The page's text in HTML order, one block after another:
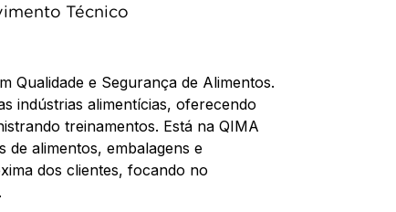
Técnico
Qualidade e Segurança de Alimentos.
indústrias alimentícias, oferecendo
treinamentos. Está na QIMA
de alimentos, embalagens e
dos clientes, focando no